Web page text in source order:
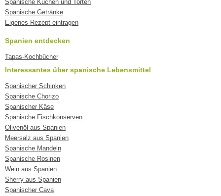
Spanische Kuchen und Torten
Spanische Getränke
Eigenes Rezept eintragen
Spanien entdecken
Tapas-Kochbücher
Interessantes über spanische Lebensmittel
Spanischer Schinken
Spanische Chorizo
Spanischer Käse
Spanische Fischkonserven
Olivenöl aus Spanien
Meersalz aus Spanien
Spanische Mandeln
Spanische Rosinen
Wein aus Spanien
Sherry aus Spanien
Spanischer Cava